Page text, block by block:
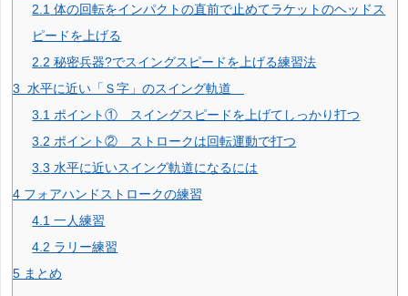
2.1 体の回転をインパクトの直前で止めてラケットのヘッドス
ピードを上げる
2.2 秘密兵器?でスイングスピードを上げる練習法
3 水平に近い「Ｓ字」のスイング軌道
3.1 ポイント① スイングスピードを上げてしっかり打つ
3.2 ポイント② ストロークは回転運動で打つ
3.3 水平に近いスイング軌道になるには
4 フォアハンドストロークの練習
4.1 一人練習
4.2 ラリー練習
5 まとめ